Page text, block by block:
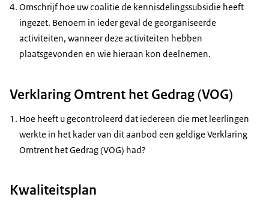
Omschrijf hoe uw coalitie de kennisdelingssubsidie heeft
ingezet. Benoem in ieder geval de georganiseerde
activiteiten, wanneer deze activiteiten hebben
plaatsgevonden en wie hieraan kon deelnemen.
Verklaring Omtrent het Gedrag (VOG)
Hoe heeft u gecontroleerd dat iedereen die met leerlingen
werkte in het kader van dit aanbod een geldige Verklaring
Omtrent het Gedrag (VOG) had?
Kwaliteitsplan